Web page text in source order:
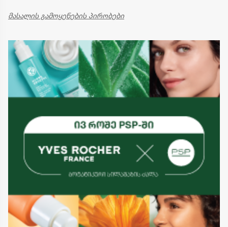
მასალის გამოყენების პირობები